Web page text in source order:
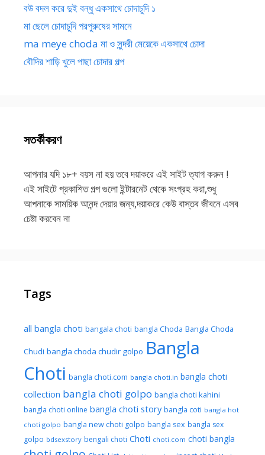
বউ বদল করে দুই বন্ধু একসাথে চোদাচুদি ১
মা ছেলে চোদাচুদি পরপুরুষের সামনে
ma meye choda মা ও সুন্দরী মেয়েকে একসাথে চোদা
বৌদির শাড়ি খুলে পাছা চোদার গল্প
সতর্কীকরণ
আপনার যদি ১৮+ বয়স না হয় তবে দয়াকরে এই সাইট ত্যাগ করুন !
এই সাইটে প্রকাশিত গল্প গুলো ইন্টারনেট থেকে সংগ্রহ করা,শুধু
আপনাকে সাময়িক আনন্দ দেয়ার জন্য,দয়াকরে কেউ বাস্তব জীবনে এসব
চেষ্টা করবেন না
Tags
all bangla choti bangala choti bangla Choda Bangla Choda
Chudi bangla choda chudir golpo Bangla
Choti bangla choti.com bangla choti.in bangla choti
collection bangla choti golpo bangla choti kahini
bangla choti online bangla choti story bangla coti bangla hot
choti golpo bangla new choti golpo bangla sex bangla sex
golpo bdsexstory bengali choti Choti choti.com choti bangla